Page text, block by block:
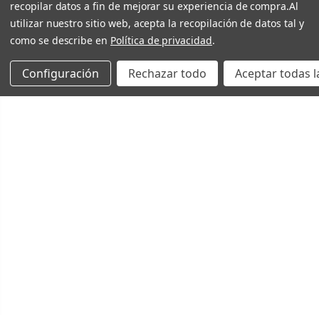
recopilar datos a fin de mejorar su experiencia de compra.Al
utilizar nuestro sitio web, acepta la recopilación de datos tal y
como se describe en Política de privacidad.
Configuración Rechazar todo Aceptar todas